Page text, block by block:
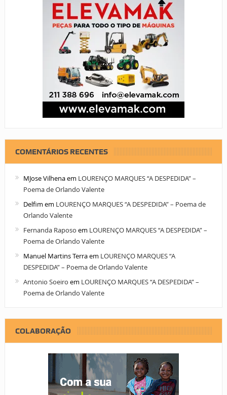
COMENTÁRIOS RECENTES
MJose Vilhenaem LOURENÇO MARQUES “A DESPEDIDA” –
Poema de Orlando Valente
Delfim em LOURENÇO MARQUES “A DESPEDIDA” – Poema de
Orlando Valente
Fernanda Raposo em LOURENÇO MARQUES “A DESPEDIDA” –
Poema de Orlando Valente
Manuel Martins Terraem LOURENÇO MARQUES “A
DESPEDIDA” – Poema de Orlando Valente
Antonio Soeiro em LOURENÇO MARQUES “A DESPEDIDA” –
Poema de Orlando Valente
COLABORAÇÃO